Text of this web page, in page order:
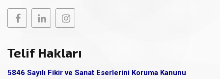
Telif Hakları
5846 Sayılı Fikir ve Sanat Eserlerini Koruma Kanunu